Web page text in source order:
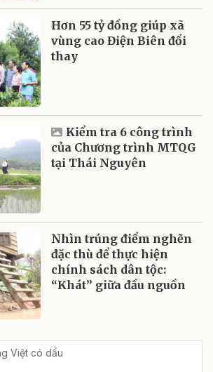
Hơn 55 tỷ đồng giúp xã
vùng cao Điện Biên đổi
thay
Kiểm tra 6 công trình
của Chương trình MTQG
tại Thái Nguyên
Nhìn trúng điểm nghẽn
đặc thù để thực hiện
chính sách dân tộc:
“Khát” giữa đầu nguồn